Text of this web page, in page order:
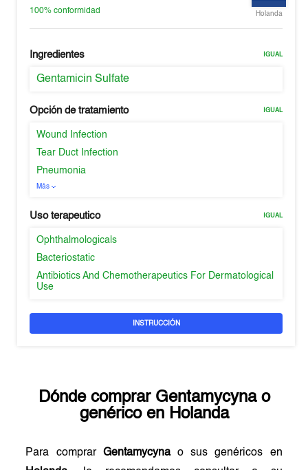
100%conformidad Holanda
Ingredientes IGUAL
Gentamicin Sulfate
Opción de tratamiento IGUAL
Wound Infection
Tear Duct Infection
Pneumonia
Más
Uso terapeutico IGUAL
Ophthalmologicals
Bacteriostatic
Antibiotics And Chemotherapeutics For Dermatological
Use
INSTRUCCIÓN
Dónde comprar Gentamycynao
genérico en Holanda
Para comprar Gentamycynao sus genéricos en